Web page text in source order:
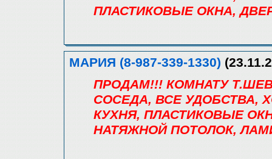
ПЛАСТИКОВЫЕ ОКНА,
МАРИЯ (8-987-339-1330)
ПРОДАМ!!! КОМНАТУ
СОСЕДА, ВСЕ УДОБСТВА,
КУХНЯ, ПЛАСТИКОВЫЕ
НАТЯЖНОЙ ПОТОЛОК,